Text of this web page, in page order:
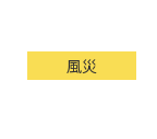
風災